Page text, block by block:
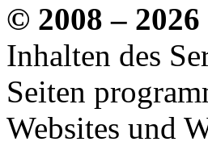
© 2008 – 2026
Inhalten des
Seiten
Websites und